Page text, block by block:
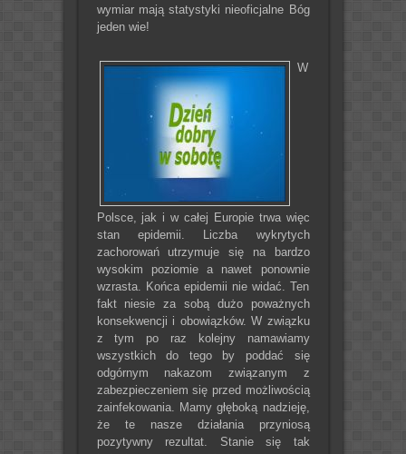
wymiar mają statystyki nieoficjalne Bóg
jeden wie!
W
Polsce, jak i w całej Europie trwa więc
stan epidemii. Liczba wykrytych
zachorowań utrzymuje się na bardzo
wysokim poziomie a nawet ponownie
wzrasta. Końca epidemii nie widać. Ten
fakt niesie za sobą dużo poważnych
konsekwencji i obowiązków. W związku
z tym po raz kolejny namawiamy
wszystkich do tego by poddać się
odgórnym nakazom związanym z
zabezpieczeniem się przed możliwością
zainfekowania. Mamy głęboką nadzieję,
że te nasze działania przyniosą
pozytywny rezultat. Stanie się tak